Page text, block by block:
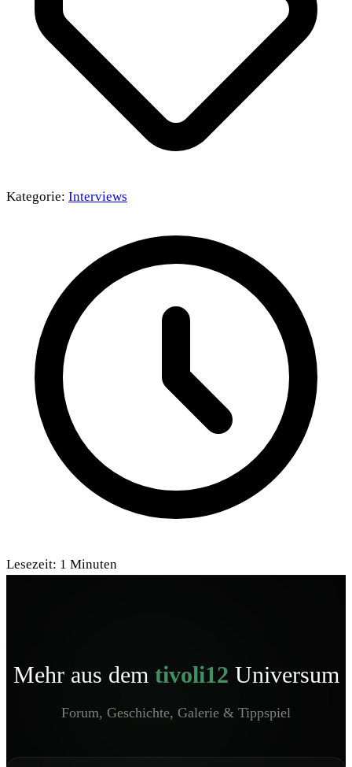
Kategorie: Interviews
Lesezeit: 1 Minuten
Mehr aus dem tivoli12 Universum
Forum, Geschichte, Galerie & Tippspiel